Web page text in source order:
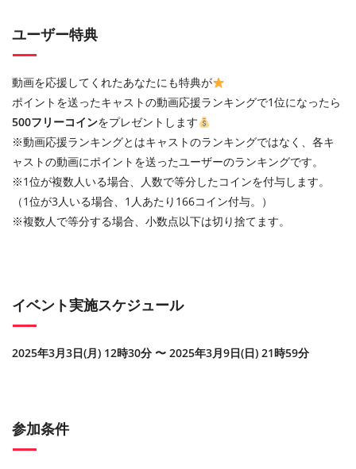
ユーザー特典
動画を応援してくれたあなたにも特典が
ポイントを送ったキャストの動画応援ランキングで1位になったら
500フリーコインをプレゼントします
※動画応援ランキングとはキャストのランキングではなく、各キ
ャストの動画にポイントを送ったユーザーのランキングです。
※1位が複数人いる場合、人数で等分したコインを付与します。
（1位が3人いる場合、1人あたり166コイン付与。）
※複数人で等分する場合、小数点以下は切り捨てます。
イベント実施スケジュール
2025年3月3日(月) 12時30分 〜 2025年3月9日(日) 21時59分
参加条件